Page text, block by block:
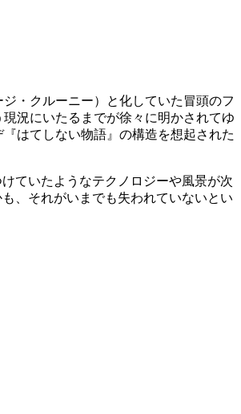
・クルーニー）と化していた冒頭のフ
況にいたるまでが徐々に明かされてゆ
はてしない物語』の構造を想起された
ていたようなテクノロジーや風景が次
、それがいまでも失われていないとい